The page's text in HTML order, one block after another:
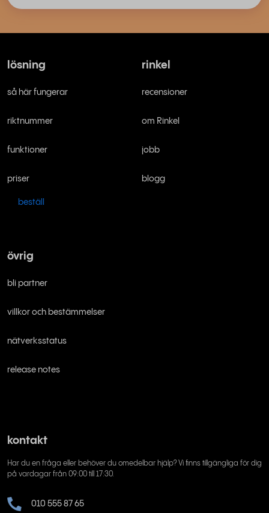
lösning
så här fungerar
riktnummer
funktioner
priser
beställ
rinkel
recensioner
om Rinkel
jobb
blogg
övrig
bli partner
villkor och bestämmelser
nätverksstatus
release notes
kontakt
Har du en fråga eller behöver du omedelbar hjälp? Vi finns tillgängliga för dig
på vardagar från 09:00 till 17:30.
010 555 87 65